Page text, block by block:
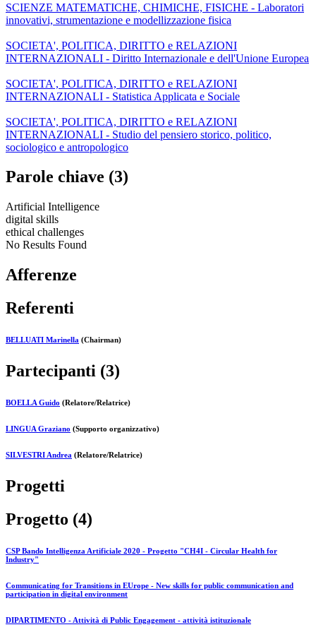
SCIENZE MATEMATICHE, CHIMICHE, FISICHE - Laboratori
innovativi, strumentazione e modellizzazione fisica
SOCIETA', POLITICA, DIRITTO e RELAZIONI
INTERNAZIONALI - Diritto Internazionale e dell'Unione Europea
SOCIETA', POLITICA, DIRITTO e RELAZIONI
INTERNAZIONALI - Statistica Applicata e Sociale
SOCIETA', POLITICA, DIRITTO e RELAZIONI
INTERNAZIONALI - Studio del pensiero storico, politico,
sociologico e antropologico
Parole chiave (3)
Artificial Intelligence
digital skills
ethical challenges
No Results Found
Afferenze
Referenti
BELLUATI Marinella (Chairman)
Partecipanti (3)
BOELLA Guido (Relatore/Relatrice)
LINGUA Graziano (Supporto organizzativo)
SILVESTRI Andrea (Relatore/Relatrice)
Progetti
Progetto (4)
CSP Bando Intelligenza Artificiale 2020 - Progetto "CH4I - Circular Health for
Industry"
Communicating for Transitions in EUrope - New skills for public communication and
participation in digital environment
DIPARTIMENTO - Attività di Public Engagement - attività istituzionale